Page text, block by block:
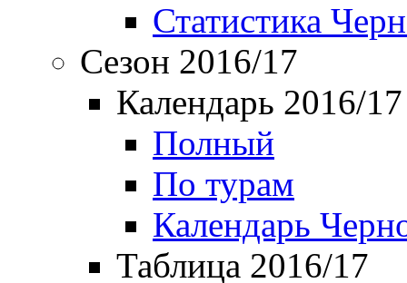
Статистика
Сезон 2016/17
Календарь 2016/17
Полный
По турам
Календарь
Таблица 2016/17